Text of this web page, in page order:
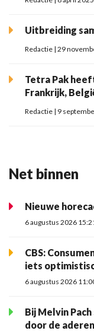
Uitbreiding
Redactie | 29
Tetra Pak
Frankrijk,
Redactie | 9
Net binnen
Nieuwe
6 augustus 2026
CBS:
iets
6 augustus 2026
Bij Melvin
door de aderen